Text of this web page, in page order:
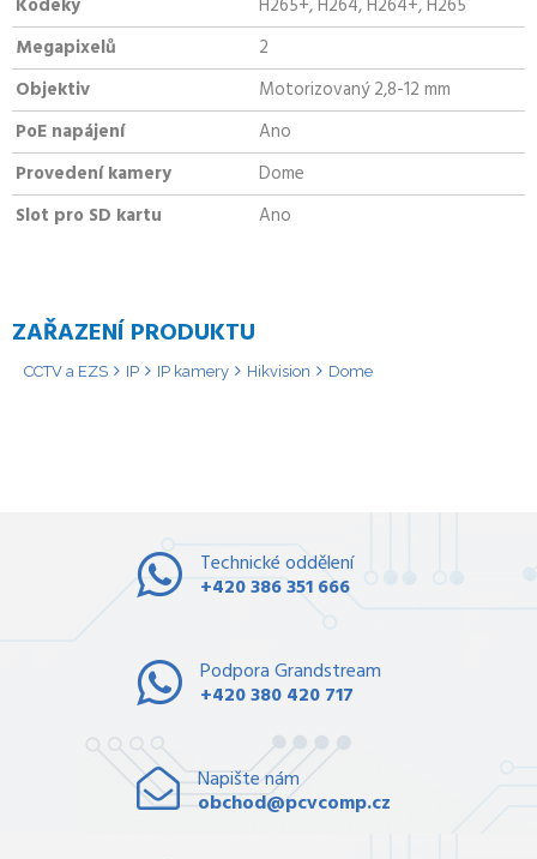
Megapixelů
2
Objektiv
Motorizovaný 2,8-12 mm
PoE napájení
Ano
Provedení kamery
Dome
Slot pro SD kartu
Ano
ZAŘAZENÍ PRODUKTU
CCTV a EZS IP IP kamery Hikvision Dome
Technické oddělení
+420 386 351 666
Podpora Grandstream
+420 380 420 717
Napište nám
obchod@pcvcomp.cz